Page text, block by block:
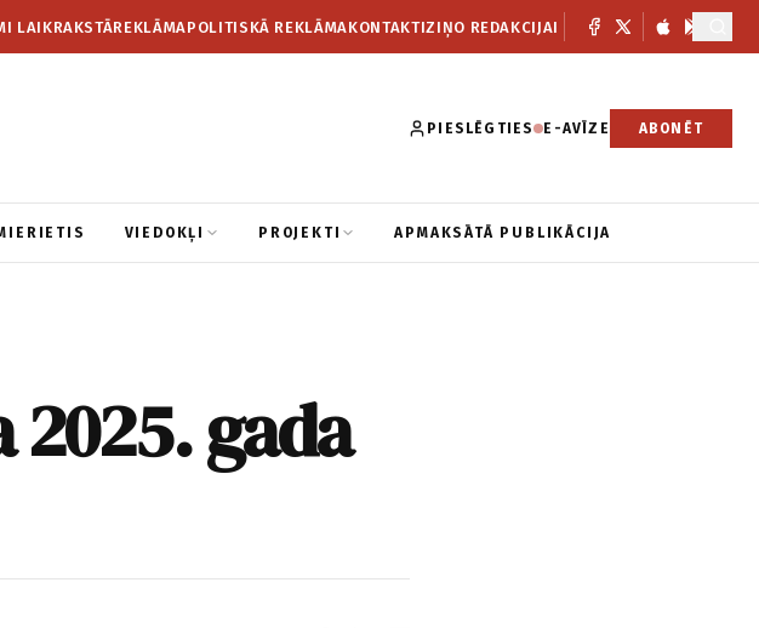
LAIKRAKSTĀREKLĀMAPOLITISKĀ REKLĀMAKONTAKTIZIŅO REDAKCIJAI
PIESLĒGTIES E-AVĪZE ABONĒT
VIEDOKĻI PROJEKTI APMAKSĀTĀ PUBLIKĀCIJA
gada